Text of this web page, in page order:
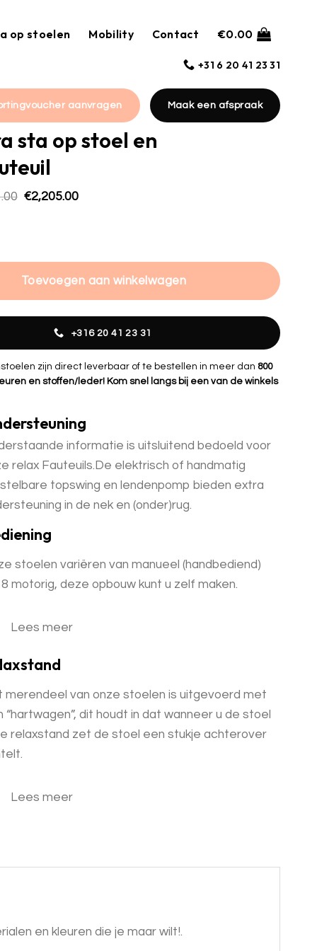
op stoelen Mobility Contact €0.00
+31 6 20 41 23 31
aanvragen Maak een afspraak
sta op stoel en
Oorspronkelijke
€2,205.00Huidige
stoel en relaxfauteuil hoeveelheid
Toevoegen aan winkelwagen
+316 20 41 23 31
zijn direct leverbaar of te bestellen in meer dan 800
en stoffen/leder! Kom snel langs bij een van de winkels
informatie is uitsluitend bedoeld voor
relax Fauteuils.De elektrisch of handmatig
topswing en lendenpomp bieden extra
in de nek en (onder)rug.
stoelen variëren van manueel (handbediend)
motorig, deze opbouw kunt u zelf maken.
Lees meer
merendeel van onze stoelen is uitgevoerd met
“hartwagen”, dit houdt in dat wanneer u de stoel
relaxstand zet de stoel een stukje achterover
Lees meer
en kleuren die je maar wilt!.